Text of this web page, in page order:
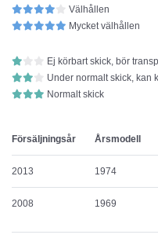
Välhållen
Mycket välhållen
Ej körbart skick, bör
Under normalt skick, kan
Normalt skick
Försäljningsår Årsmodell
2013 1974
2008 1969